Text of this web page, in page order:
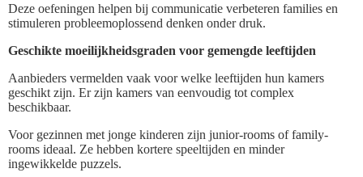
Deze oefeningen helpen bij communicatie verbeteren families en
stimuleren probleemoplossend denken onder druk.
Geschikte moeilijkheidsgraden voor gemengde leeftijden
Aanbieders vermelden vaak voor welke leeftijden hun kamers
geschikt zijn. Er zijn kamers van eenvoudig tot complex
beschikbaar.
Voor gezinnen met jonge kinderen zijn junior-rooms of family-
rooms ideaal. Ze hebben kortere speeltijden en minder
ingewikkelde puzzels.